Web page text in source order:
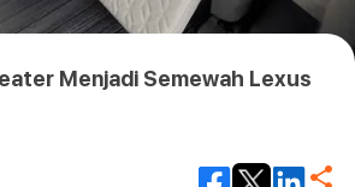
Menjadi Semewah Lexus